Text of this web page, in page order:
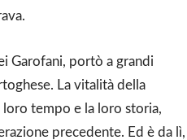
Garofani, portò a grandi
La vitalità della
tempo e la loro storia,
precedente. Ed è da lì,